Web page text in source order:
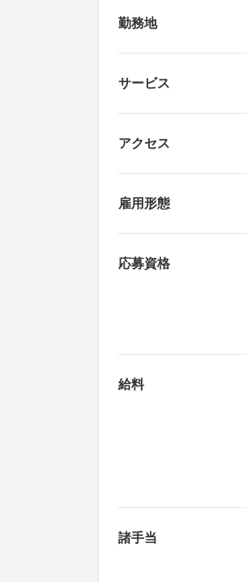
勤務地
サービス
アクセス
雇用形態
応募資格
給料
諸手当